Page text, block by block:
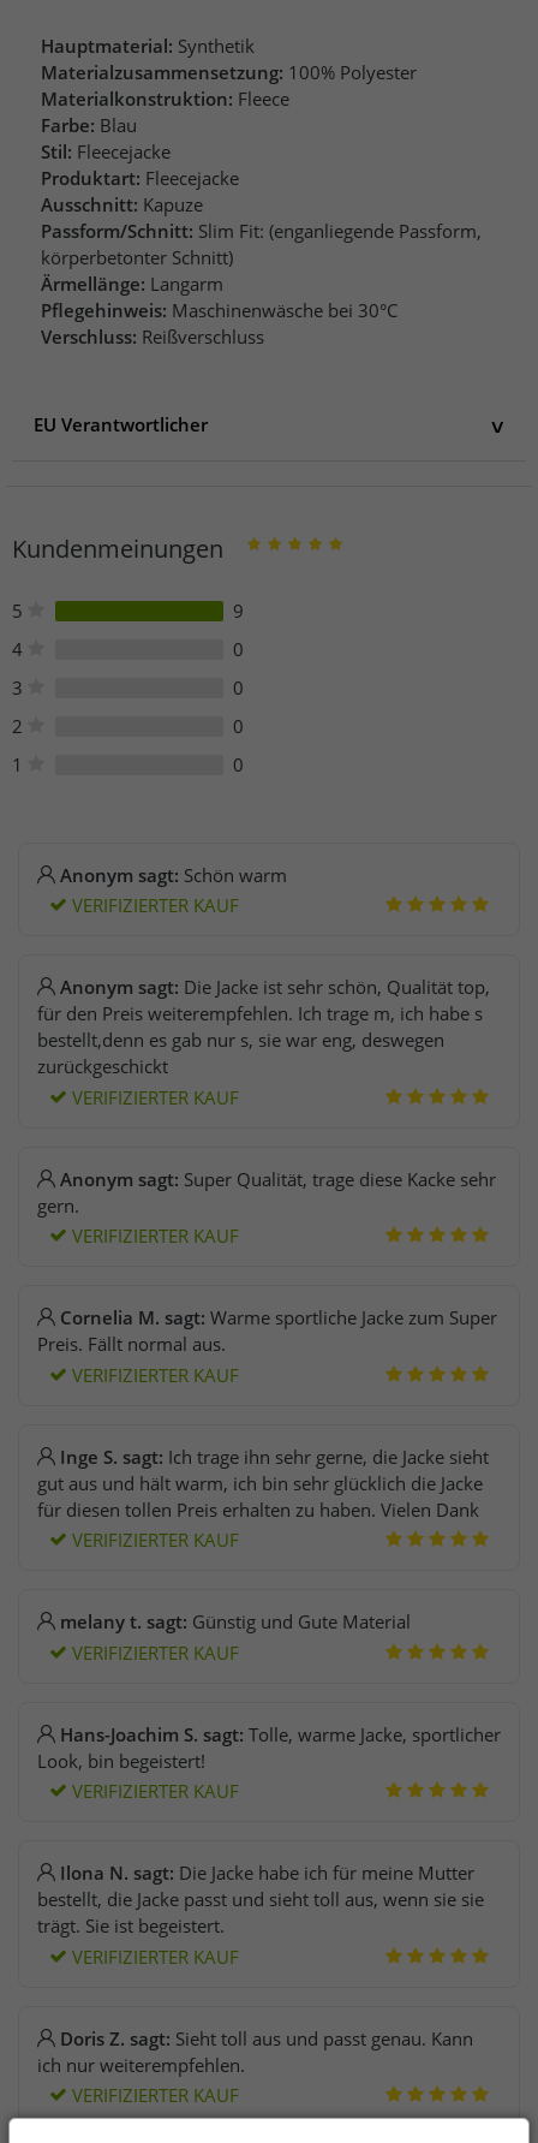
Hauptmaterial: Synthetik
Materialzusammensetzung: 100% Polyester
Materialkonstruktion: Fleece
Farbe: Blau
Stil: Fleecejacke
Produktart: Fleecejacke
Ausschnitt: Kapuze
Passform/Schnitt: Slim Fit: (enganliegende Passform,
körperbetonter Schnitt)
Ärmellänge: Langarm
Pflegehinweis: Maschinenwäsche bei 30°C
Verschluss: Reißverschluss
EU Verantwortlicher
22179 Hamburg
customer-service@aproductz.com
Kundenmeinungen
5
9
4
0
3
0
2
0
1
0
Anonym sagt: Schön warm
VERIFIZIERTER KAUF
Anonym sagt: Die Jacke ist sehr schön, Qualität top,
für den Preis weiterempfehlen. Ich trage m, ich habe s
bestellt,denn es gab nur s, sie war eng, deswegen
zurückgeschickt
VERIFIZIERTER KAUF
Anonym sagt: Super Qualität, trage diese Kacke sehr
gern.
VERIFIZIERTER KAUF
Cornelia M. sagt: Warme sportliche Jacke zum Super
Preis. Fällt normal aus.
VERIFIZIERTER KAUF
Inge S. sagt: Ich trage ihn sehr gerne, die Jacke sieht
gut aus und hält warm, ich bin sehr glücklich die Jacke
für diesen tollen Preis erhalten zu haben. Vielen Dank
VERIFIZIERTER KAUF
melany t. sagt: Günstig und Gute Material
VERIFIZIERTER KAUF
Hans-Joachim S. sagt: Tolle, warme Jacke, sportlicher
Look, bin begeistert!
VERIFIZIERTER KAUF
Ilona N. sagt: Die Jacke habe ich für meine Mutter
bestellt, die Jacke passt und sieht toll aus, wenn sie sie
trägt. Sie ist begeistert.
VERIFIZIERTER KAUF
Doris Z. sagt: Sieht toll aus und passt genau. Kann
ich nur weiterempfehlen.
VERIFIZIERTER KAUF